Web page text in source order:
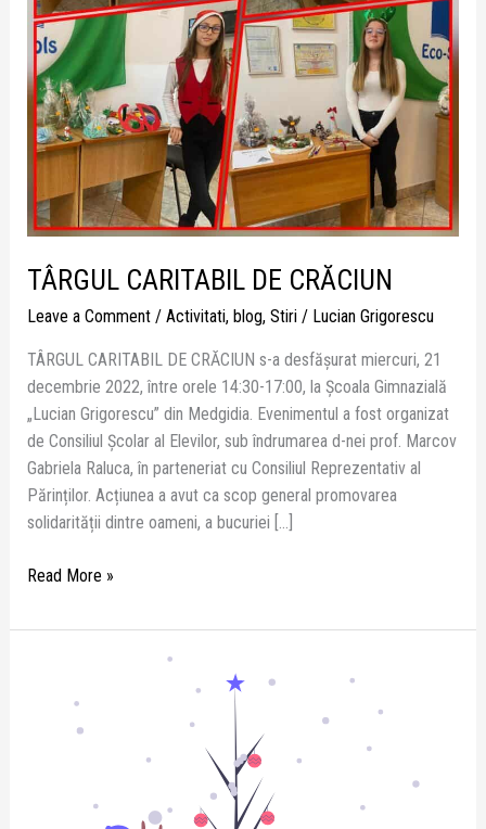
TÂRGUL CARITABIL DE CRĂCIUN
Leave a Comment / Activitati, blog, Stiri/ Lucian Grigorescu
TÂRGUL CARITABIL DE CRĂCIUN s-a desfășurat miercuri, 21
decembrie 2022, între orele 14:30-17:00, la Școala Gimnazială
„Lucian Grigorescu” din Medgidia. Evenimentul a fost organizat
de Consiliul Școlar al Elevilor, sub îndrumarea d-nei prof. Marcov
Gabriela Raluca, în parteneriat cu Consiliul Reprezentativ al
Părinților. Acțiunea a avut ca scop general promovarea
solidarității dintre oameni, a bucuriei […]
Read More »
bucuriei